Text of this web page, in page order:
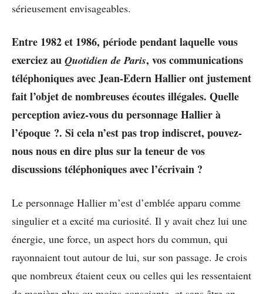
sérieusement envisageables.
Entre 1982 et 1986, période pendant laquelle vous
exerciez au Quotidien de Paris, vos communications
téléphoniques avec Jean-Edern Hallier ont justement
fait l’objet de nombreuses écoutes illégales. Quelle
perception aviez-vous du personnage Hallier à
l’époque ?. Si cela n’est pas trop indiscret, pouvez-
nous nous en dire plus sur la teneur de vos
discussions téléphoniques avec l’écrivain ?
Le personnage Hallier m’est d’emblée apparu comme
singulier et a excité ma curiosité. Il y avait chez lui une
énergie, une force, un aspect hors du commun, qui
rayonnaient tout autour de lui, sur son passage. Je crois
que nombreux étaient ceux ou celles qui les ressentaient